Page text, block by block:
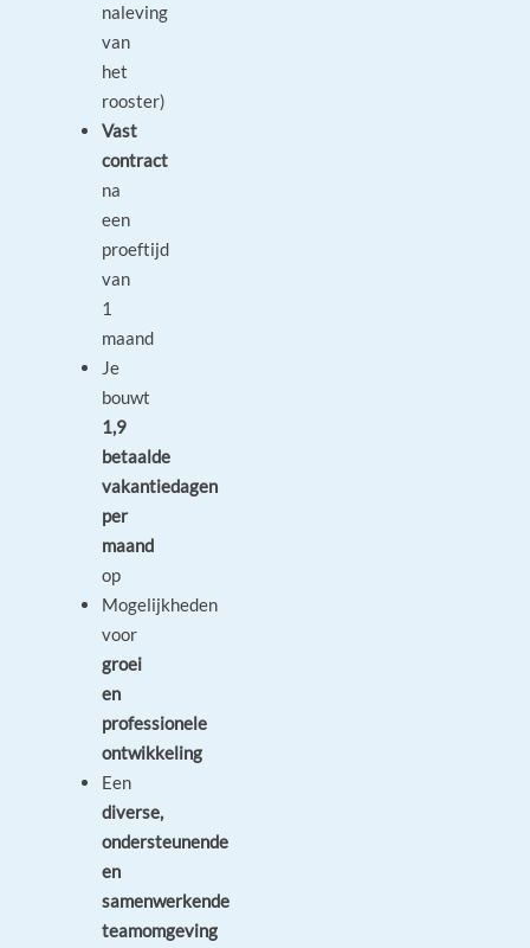
naleving
van
het
rooster)
Vast
contract
na
een
proeftijd
van
1
maand
Je
bouwt
1,9
betaalde
vakantiedagen
per
maand
op
Mogelijkheden
voor
groei
en
professionele
ontwikkeling
Een
diverse,
ondersteunende
en
samenwerkende
teamomgeving